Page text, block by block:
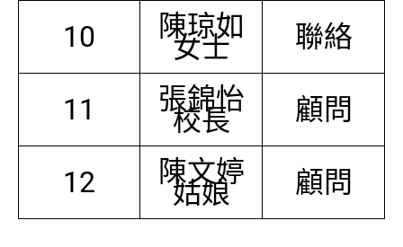
10 陳琼如
女士 聯絡
11 張錦怡
校長 顧問
12 陳文婷
姑娘 顧問